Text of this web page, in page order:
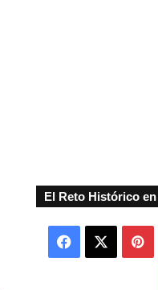
El Reto Histórico
Facebook